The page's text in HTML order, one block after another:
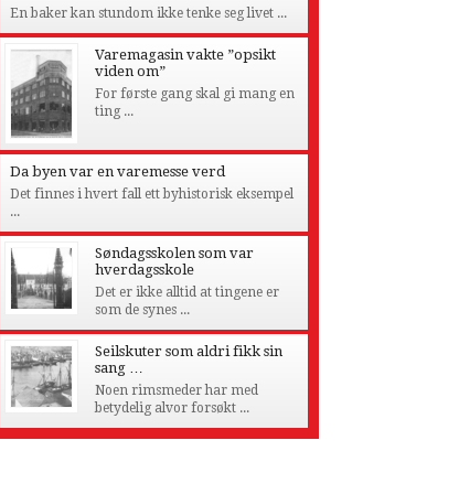
En baker kan stundom ikke tenke seg livet ...
Varemagasin vakte ”opsikt
viden om”
For første gang skal gi mang en
ting ...
Da byen var en varemesse verd
Det finnes i hvert fall ett byhistorisk eksempel
...
Søndagsskolen som var
hverdagsskole
Det er ikke alltid at tingene er
som de synes ...
Seilskuter som aldri fikk sin
sang …
Noen rimsmeder har med
betydelig alvor forsøkt ...